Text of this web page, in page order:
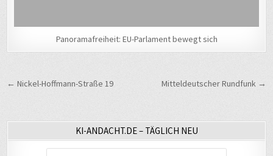
Panoramafreiheit: EU-Parlament bewegt sich
Beitragsnavigation Mitteldeutscher Rundfunk →
← Nickel-Hoffmann-Straße 19
KI-ANDACHT.DE – TÄGLICH NEU